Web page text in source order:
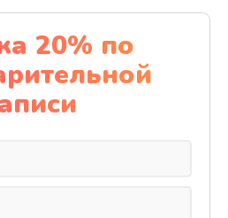
шифрования Wi-Fi
руб.
антенны пульта
20% по